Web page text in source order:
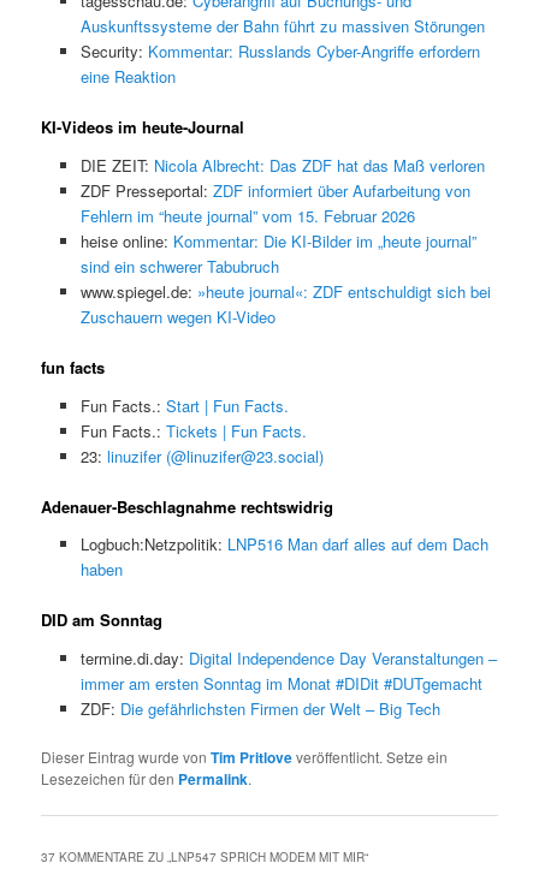
Auskunftssysteme der Bahn führt zu massiven Störungen
Security: Kommentar: Russlands Cyber-Angriffe erfordern
eine Reaktion
KI-Videos im heute-Journal
DIE ZEIT: Nicola Albrecht: Das ZDF hat das Maß verloren
ZDF Presseportal: ZDF informiert über Aufarbeitung von
Fehlern im “heute journal” vom 15. Februar 2026
heise online: Kommentar: Die KI-Bilder im „heute journal”
sind ein schwerer Tabubruch
www.spiegel.de: »heute journal«: ZDF entschuldigt sich bei
Zuschauern wegen KI-Video
fun facts
Fun Facts.: Start | Fun Facts.
Fun Facts.: Tickets | Fun Facts.
23: linuzifer (@linuzifer@23.social)
Adenauer-Beschlagnahme rechtswidrig
Logbuch:Netzpolitik: LNP516 Man darf alles auf dem Dach
haben
DID am Sonntag
termine.di.day: Digital Independence Day Veranstaltungen –
immer am ersten Sonntag im Monat #DIDit #DUTgemacht
ZDF: Die gefährlichsten Firmen der Welt – Big Tech
Dieser Eintrag wurde vonTim Pritloveveröffentlicht. Setze ein
Lesezeichen für den Permalink.
37 KOMMENTARE ZU „LNP547 SPRICH MODEM MIT MIR“